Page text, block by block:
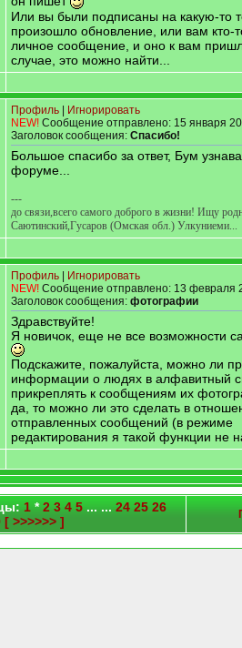
Или вы были подписаны на какую-то
произошло обновление, или вам кто-
личное сообщение, и оно к вам
случае, это можно найти...
Профиль
Игнорировать
NEW! Сообщение отправлено: 15 января
Заголовок сообщения: Спасибо!
Большое спасибо за ответ, Бум
форуме...
---
до связи,всего самого доброго в жизни! Ищу
Саютинский,Гусаров (Омская обл.) Улкуниеми...
Профиль
Игнорировать
NEW! Сообщение отправлено: 13 февраля
Заголовок сообщения: фотографии
Здравствуйте!
Я новичок, еще не все возможности
Подскажите, пожалуйста, можно ли
информации о людях в алфавитный
прикреплять к сообщениям их
да, то можно ли это сделать в
отправленных сообщений (в режиме
редактирования я такой функции не
1 *2 3 4 5 ... ... 24 25 26
[ >>>>>> ]